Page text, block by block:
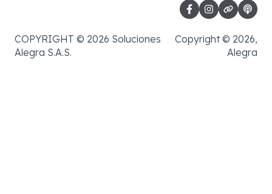
COPYRIGHT © 2026 Soluciones
Alegra S.A.S.
Copyright © 2026,
Alegra